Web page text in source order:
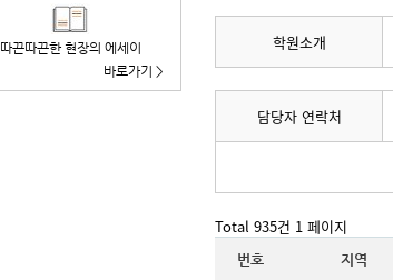
따끈따끈한 현장의 에세이
바로가기 >
학원소개
담당자 연락처
Total 935건 1 페이지
번호 지역